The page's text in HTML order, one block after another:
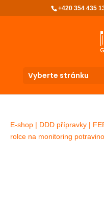
+420 354 435
Vyberte stránku
E-shop | DDD přípravky |
rolce na monitoring